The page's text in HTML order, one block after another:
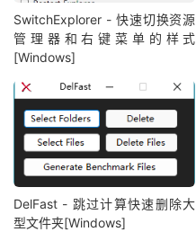
SwitchExplorer - 快速切换资源
管理器和右键菜单的样式
[Windows]
DelFast - 跳过计算快速删除大
型文件夹[Windows]